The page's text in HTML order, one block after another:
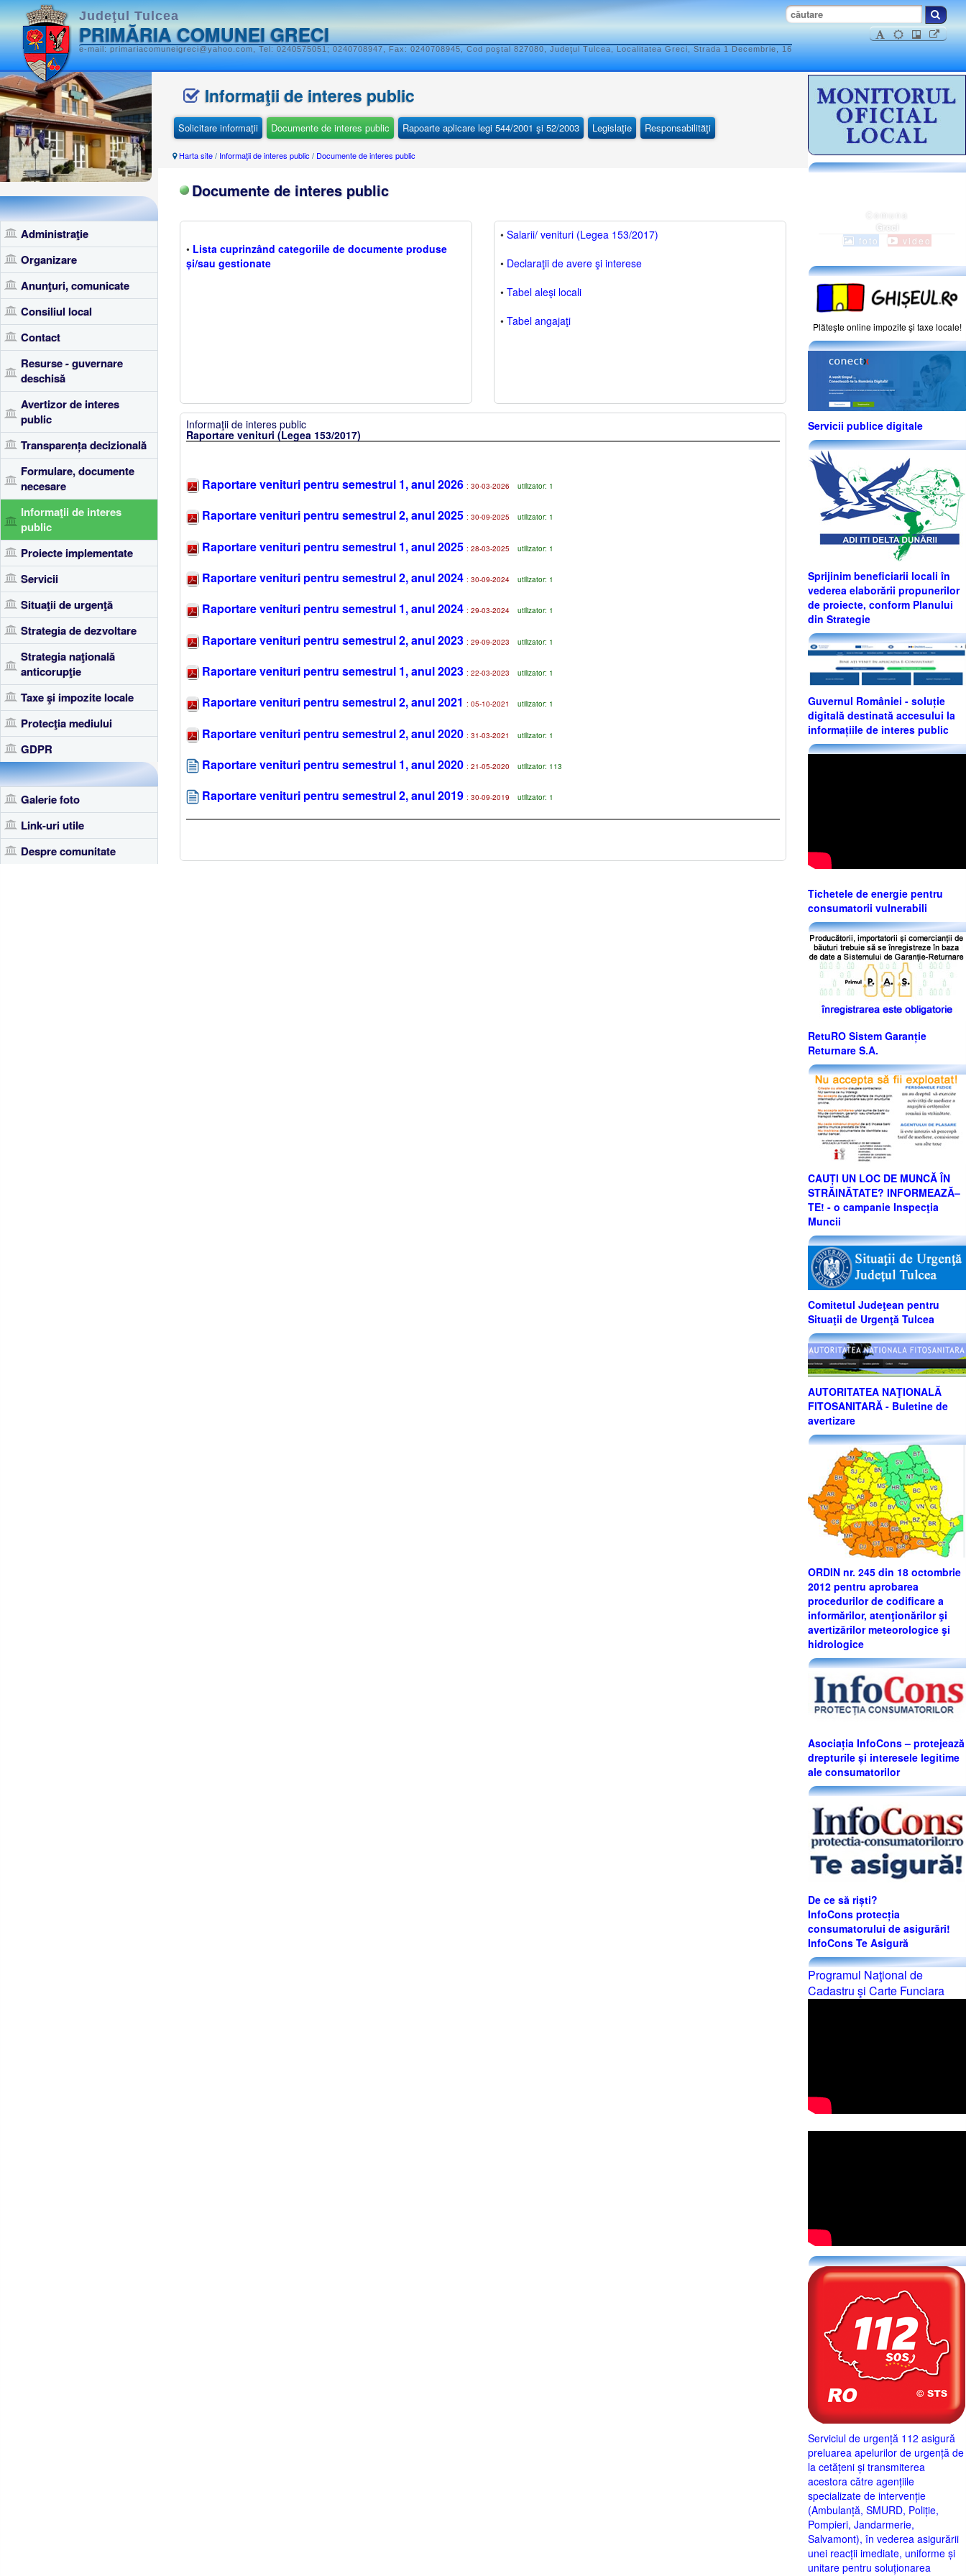
Judeţul Tulcea
PRIMĂRIA COMUNEI GRECI
e-mail: primariacomuneigreci@yahoo.com, Tel: 0240575051; 0240708947, Fax: 0240708945, Cod poştal 827080, Judeţul Tulcea, Localitatea Greci, Strada 1 Decembrie, 16
Administraţie
Organizare
Anunţuri, comunicate
Consiliul local
Contact
Resurse - guvernare
deschisă
Avertizor de interes
public
Transparența decizională
Formulare, documente
necesare
Informaţii de interes
public
Proiecte implementate
Servicii
Situaţii de urgenţă
Strategia de dezvoltare
Strategia naţională
anticorupţie
Taxe şi impozite locale
Protecţia mediului
GDPR
Galerie foto
Link-uri utile
Despre comunitate
Informaţii de interes public
Solicitare informaţii Documente de interes public Rapoarte aplicare legi 544/2001 şi 52/2003 Legislaţie Responsabilităţi
Harta site/ Informaţii de interes public / Documente de interes public
Documente de interes public
• Lista cuprinzând categoriile de documente produse
și/sau gestionate
• Salarii/ venituri (Legea 153/2017)
• Declaraţii de avere şi interese
• Tabel aleşi locali
• Tabel angajaţi
Informaţii de interes public
Raportare venituri (Legea 153/2017)
Raportare venituri pentru semestrul 1, anul 2026 : 30-03-2026 utilizator: 1
Raportare venituri pentru semestrul 2, anul 2025 : 30-09-2025 utilizator: 1
Raportare venituri pentru semestrul 1, anul 2025 : 28-03-2025 utilizator: 1
Raportare venituri pentru semestrul 2, anul 2024 : 30-09-2024 utilizator: 1
Raportare venituri pentru semestrul 1, anul 2024 : 29-03-2024 utilizator: 1
Raportare venituri pentru semestrul 2, anul 2023 : 29-09-2023 utilizator: 1
Raportare venituri pentru semestrul 1, anul 2023 : 22-03-2023 utilizator: 1
Raportare venituri pentru semestrul 2, anul 2021 : 05-10-2021 utilizator: 1
Raportare venituri pentru semestrul 2, anul 2020 : 31-03-2021 utilizator: 1
Raportare venituri pentru semestrul 1, anul 2020 : 21-05-2020 utilizator: 113
Raportare venituri pentru semestrul 2, anul 2019 : 30-09-2019 utilizator: 1
Comuna
Greci
foto video
Plăteşte online impozite şi taxe locale!
Servicii publice digitale
Sprijinim beneficiarii locali în
vederea elaborării propunerilor
de proiecte, conform Planului
din Strategie
Guvernul României - soluție
digitală destinată accesului la
informațiile de interes public
Tichetele de energie pentru
consumatorii vulnerabili
RetuRO Sistem Garanție
Returnare S.A.
CAUȚI UN LOC DE MUNCĂ ÎN
STRĂINĂTATE? INFORMEAZĂ–
TE! - o campanie Inspecţia
Muncii
Comitetul Judeţean pentru
Situaţii de Urgenţă Tulcea
AUTORITATEA NAŢIONALĂ
FITOSANITARĂ - Buletine de
avertizare
ORDIN nr. 245 din 18 octombrie
2012 pentru aprobarea
procedurilor de codificare a
informărilor, atenţionărilor şi
avertizărilor meteorologice şi
hidrologice
Asociația InfoCons – protejează
drepturile și interesele legitime
ale consumatorilor
De ce să riști?
InfoCons protecția
consumatorului de asigurări!
InfoCons Te Asigură
Programul Naţional de
Cadastru şi Carte Funciara
Serviciul de urgență 112 asigură
preluarea apelurilor de urgență de
la cetățeni și transmiterea
acestora către agențiile
specializate de intervenție
(Ambulanță, SMURD, Poliție,
Pompieri, Jandarmerie,
Salvamont), în vederea asigurării
unei reacții imediate, uniforme și
unitare pentru soluționarea